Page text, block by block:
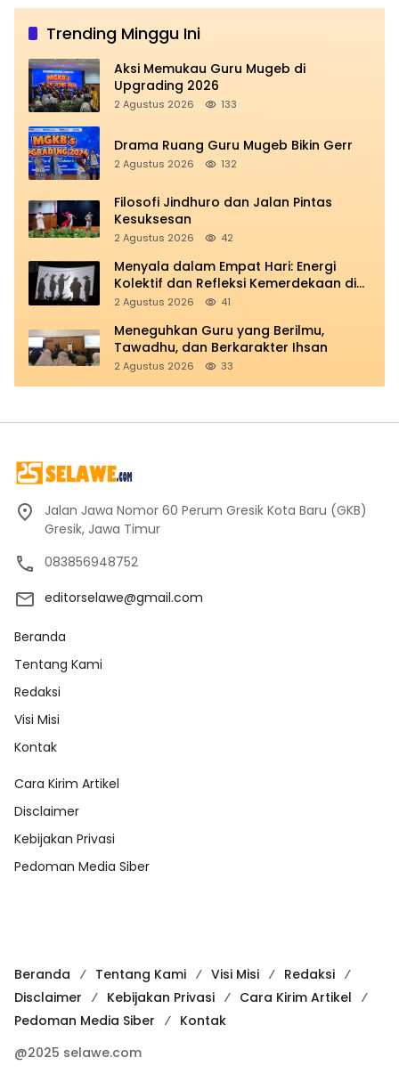
Trending Minggu Ini
Aksi Memukau Guru Mugeb di
Upgrading 2026
2 Agustus 2026 133
Drama Ruang Guru Mugeb Bikin Gerr
2 Agustus 2026 132
Filosofi Jindhuro dan Jalan Pintas
Kesuksesan
2 Agustus 2026 42
Menyala dalam Empat Hari: Energi
Kolektif dan Refleksi Kemerdekaan di
Panggung Education
2 Agustus 2026 41
Meneguhkan Guru yang Berilmu,
Tawadhu, dan Berkarakter Ihsan
2 Agustus 2026 33
Jalan Jawa Nomor 60 Perum Gresik Kota Baru (GKB)
Gresik, Jawa Timur
083856948752
editorselawe@gmail.com
Beranda
Tentang Kami
Redaksi
Visi Misi
Kontak
Cara Kirim Artikel
Disclaimer
Kebijakan Privasi
Pedoman Media Siber
Beranda Tentang Kami Visi Misi
Redaksi
Disclaimer
Kebijakan Privasi
Cara Kirim Artikel
Pedoman Media Siber
Kontak
@2025 selawe.com